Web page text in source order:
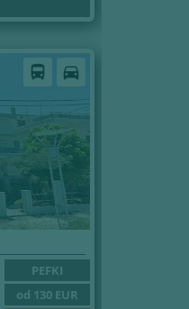
directions_bus directions_car
PEFKI
od 130 EUR